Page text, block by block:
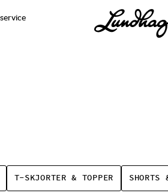
T-SKJORTER & TOPPER SHORTS